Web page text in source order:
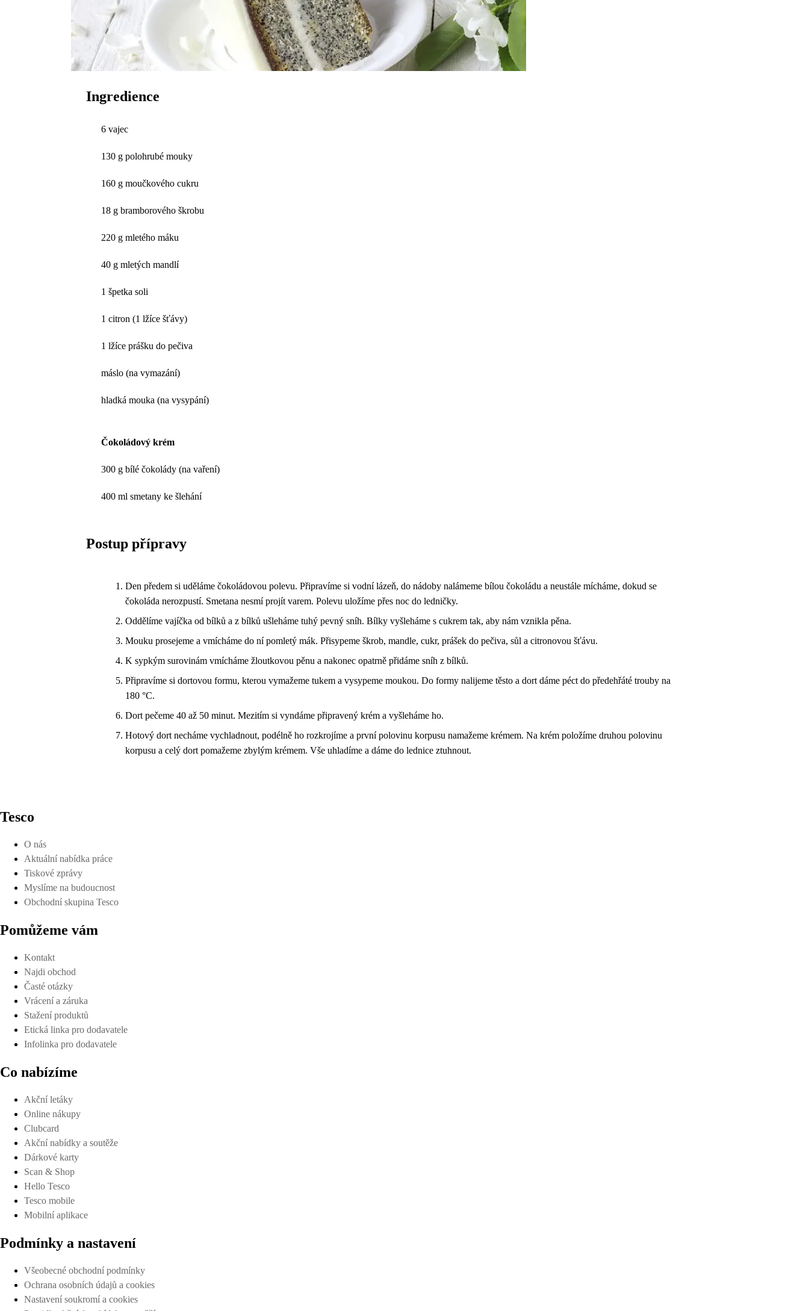
Ingredience
6 vajec
130 g polohrubé mouky
160 g moučkového cukru
18 g bramborového škrobu
220 g mletého máku
40 g mletých mandlí
1 špetka soli
1 citron (1 lžíce šťávy)
1 lžíce prášku do pečiva
máslo (na vymazání)
hladká mouka (na vysypání)
Čokoládový krém
300 g bílé čokolády (na vaření)
400 ml smetany ke šlehání
Postup přípravy
Den předem si uděláme čokoládovou polevu. Připravíme si vodní lázeň, do nádoby nalámeme bílou čokoládu a neustále mícháme, dokud se
čokoláda nerozpustí. Smetana nesmí projít varem. Polevu uložíme přes noc do ledničky.
Oddělíme vajíčka od bílků a z bílků ušleháme tuhý pevný sníh. Bílky vyšleháme s cukrem tak, aby nám vznikla pěna.
Mouku prosejeme a vmícháme do ní pomletý mák. Přisypeme škrob, mandle, cukr, prášek do pečiva, sůl a citronovou šťávu.
K sypkým surovinám vmícháme žloutkovou pěnu a nakonec opatrně přidáme sníh z bílků.
Připravíme si dortovou formu, kterou vymažeme tukem a vysypeme moukou. Do formy nalijeme těsto a dort dáme péct do předehřáté trouby na
180 °C.
Dort pečeme 40 až 50 minut. Mezitím si vyndáme připravený krém a vyšleháme ho.
Hotový dort necháme vychladnout, podélně ho rozkrojíme a první polovinu korpusu namažeme krémem. Na krém položíme druhou polovinu
korpusu a celý dort pomažeme zbylým krémem. Vše uhladíme a dáme do lednice ztuhnout.
Tesco
O nás
Aktuální nabídka práce
Tiskové zprávy
Myslíme na budoucnost
Obchodní skupina Tesco
Pomůžeme vám
Kontakt
Najdi obchod
Časté otázky
Vrácení a záruka
Stažení produktů
Etická linka pro dodavatele
Infolinka pro dodavatele
Co nabízíme
Akční letáky
Online nákupy
Clubcard
Akční nabídky a soutěže
Dárkové karty
Scan & Shop
Hello Tesco
Tesco mobile
Mobilní aplikace
Podmínky a nastavení
Všeobecné obchodní podmínky
Ochrana osobních údajů a cookies
Nastavení soukromí a cookies